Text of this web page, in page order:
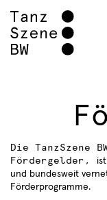
Die TanzSzene
Fördergelder,
und bundesweit
Förderprogramme.